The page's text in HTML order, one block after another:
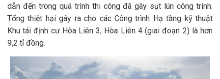
dẫn đến trong quá trình thi công đã gây sụt lún công trình.
Tổng thiệt hại gây ra cho các Công trình Hạ tầng kỹ thuật
Khu tái định cư Hòa Liên 3, Hòa Liên 4 (giai đoạn 2) là hơn
9,2 tỉ đồng.